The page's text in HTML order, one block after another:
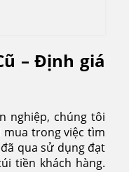
– Định giá
nghiệp, chúng tôi
trong việc tìm
qua sử dụng đạt
tiền khách hàng.